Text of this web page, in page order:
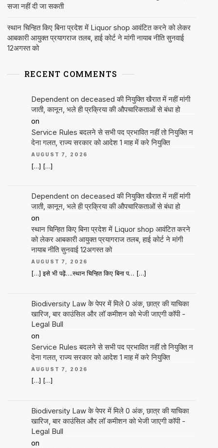
सजा नहीं दी जा सकती
स्थान चिन्हित किए बिना प्रदेश में Liquor shop आवंटित करने को लेकर
आबकारी आयुक्त प्रयागराज तलब, हाई कोर्ट ने मांगी नायाब नीति सुनवाई
12अगस्त को
RECENT COMMENTS
Dependent on deceased की नियुक्ति खैरात में नहीं मांगी
जाती, कानून, भले ही प्रक्रिया की औपचारिकताओं से बंधा हो
on
Service Rules बदलने से सभी पद प्रभावित नहीं तो नियुक्ति न
देना गलत, राज्य सरकार को आदेश 1 माह में करे नियुक्ति
AUGUST 7, 2026
[…] […]
Dependent on deceased की नियुक्ति खैरात में नहीं मांगी
जाती, कानून, भले ही प्रक्रिया की औपचारिकताओं से बंधा हो
on
स्थान चिन्हित किए बिना प्रदेश में Liquor shop आवंटित करने
को लेकर आबकारी आयुक्त प्रयागराज तलब, हाई कोर्ट ने मांगी
नायाब नीति सुनवाई 12अगस्त को
AUGUST 7, 2026
[…] इसे भी पढ़ें….स्थान चिन्हित किए बिना प… […]
Biodiversity Law के पेपर में मिले 0 अंक, छात्र की याचिका
खारिज, बार काउंसिल और लॉ कमीशन को भेजी जाएगी कॉपी -
Legal Bull
on
Service Rules बदलने से सभी पद प्रभावित नहीं तो नियुक्ति न
देना गलत, राज्य सरकार को आदेश 1 माह में करे नियुक्ति
AUGUST 7, 2026
[…] […]
Biodiversity Law के पेपर में मिले 0 अंक, छात्र की याचिका
खारिज, बार काउंसिल और लॉ कमीशन को भेजी जाएगी कॉपी -
Legal Bull
on